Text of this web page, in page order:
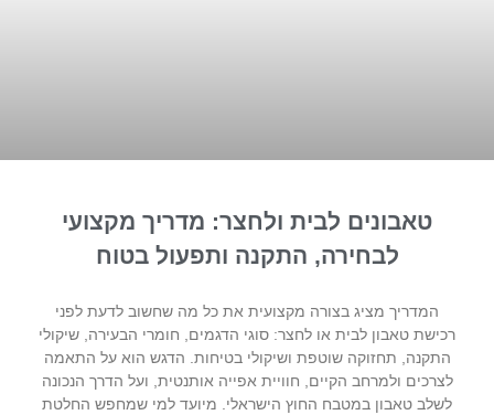
טאבונים לבית ולחצר: מדריך מקצועי
לבחירה, התקנה ותפעול בטוח
המדריך מציג בצורה מקצועית את כל מה שחשוב לדעת לפני
רכישת טאבון לבית או לחצר: סוגי הדגמים, חומרי הבעירה, שיקולי
התקנה, תחזוקה שוטפת ושיקולי בטיחות. הדגש הוא על התאמה
לצרכים ולמרחב הקיים, חוויית אפייה אותנטית, ועל הדרך הנכונה
לשלב טאבון במטבח החוץ הישראלי. מיועד למי שמחפש החלטת